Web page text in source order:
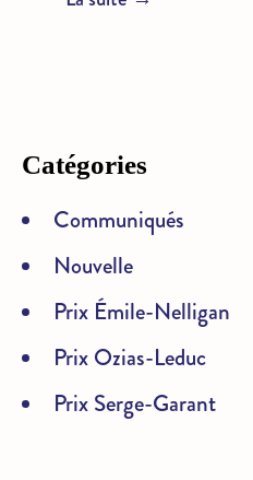
Catégories
Communiqués
Nouvelle
Prix Émile-Nelligan
Prix Ozias-Leduc
Prix Serge-Garant